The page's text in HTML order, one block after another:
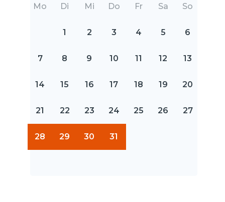
Mo Di Mi Do Fr Sa So
1 2 3 4 5 6
7 8 9 10 11 12 13
14 15 16 17 18 19 20
21 22 23 24 25 26 27
28 29 30 31